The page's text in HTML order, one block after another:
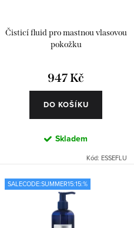
k
u
Čisticí fluid pro mastnou vlasovou
pokožku
947 Kč
DO KOŠÍKU
Skladem
Kód: ESSEFLU
SALECODE:SUMMER15:15:%